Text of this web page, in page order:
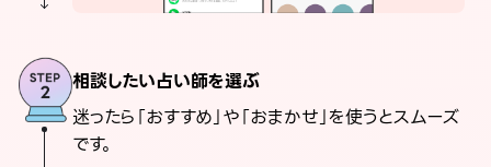
相談したい占い師を選ぶ
迷ったら「おすすめ」や「おまかせ」を使うとスムーズ
です。